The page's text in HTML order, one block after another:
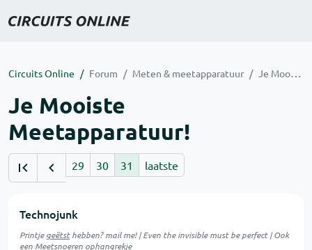
Circuits Online Forum Meten & meetapparatuur Je Mooiste Meetapparatuur!
Je Mooiste
Meetapparatuur!
29 30 31 laatste
Technojunk
Printjegeëtsthebben? mail me! | Even the invisible must be perfect | Ook
een Meetsnoeren ophangrekje